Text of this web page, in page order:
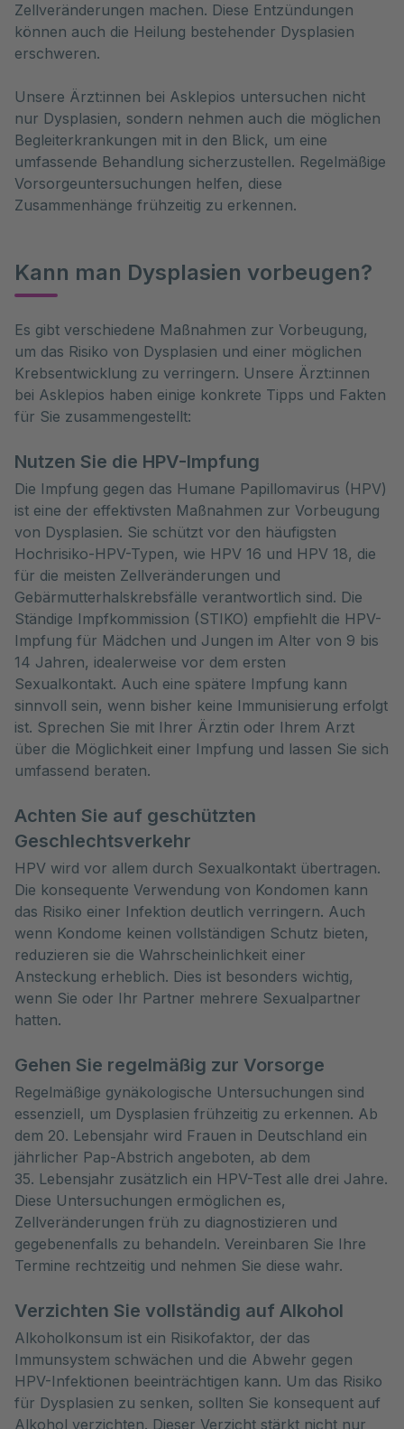
Zellveränderungen machen. Diese Entzündungen
können auch die Heilung bestehender Dysplasien
erschweren.
Unsere Ärzt:innen bei Asklepios untersuchen nicht
nur Dysplasien, sondern nehmen auch die möglichen
Begleiterkrankungen mit in den Blick, um eine
umfassende Behandlung sicherzustellen. Regelmäßige
Vorsorgeuntersuchungen helfen, diese
Zusammenhänge frühzeitig zu erkennen.
Kann man Dysplasien vorbeugen?
Es gibt verschiedene Maßnahmen zur Vorbeugung,
um das Risiko von Dysplasien und einer möglichen
Krebsentwicklung zu verringern. Unsere Ärzt:innen
bei Asklepios haben einige konkrete Tipps und Fakten
für Sie zusammengestellt:
Nutzen Sie die HPV-Impfung
Die Impfung gegen das Humane Papillomavirus (HPV)
ist eine der effektivsten Maßnahmen zur Vorbeugung
von Dysplasien. Sie schützt vor den häufigsten
Hochrisiko-HPV-Typen, wie HPV 16 und HPV 18, die
für die meisten Zellveränderungen und
Gebärmutterhalskrebsfälle verantwortlich sind. Die
Ständige Impfkommission (STIKO) empfiehlt die HPV-
Impfung für Mädchen und Jungen im Alter von 9 bis
14 Jahren, idealerweise vor dem ersten
Sexualkontakt. Auch eine spätere Impfung kann
sinnvoll sein, wenn bisher keine Immunisierung erfolgt
ist. Sprechen Sie mit Ihrer Ärztin oder Ihrem Arzt
über die Möglichkeit einer Impfung und lassen Sie sich
umfassend beraten.
Achten Sie auf geschützten
Geschlechtsverkehr
HPV wird vor allem durch Sexualkontakt übertragen.
Die konsequente Verwendung von Kondomen kann
das Risiko einer Infektion deutlich verringern. Auch
wenn Kondome keinen vollständigen Schutz bieten,
reduzieren sie die Wahrscheinlichkeit einer
Ansteckung erheblich. Dies ist besonders wichtig,
wenn Sie oder Ihr Partner mehrere Sexualpartner
hatten.
Gehen Sie regelmäßig zur Vorsorge
Regelmäßige gynäkologische Untersuchungen sind
essenziell, um Dysplasien frühzeitig zu erkennen. Ab
dem 20. Lebensjahr wird Frauen in Deutschland ein
jährlicher Pap-Abstrich angeboten, ab dem
35. Lebensjahr zusätzlich ein HPV-Test alle drei Jahre.
Diese Untersuchungen ermöglichen es,
Zellveränderungen früh zu diagnostizieren und
gegebenenfalls zu behandeln. Vereinbaren Sie Ihre
Termine rechtzeitig und nehmen Sie diese wahr.
Verzichten Sie vollständig auf Alkohol
Alkoholkonsum ist ein Risikofaktor, der das
Immunsystem schwächen und die Abwehr gegen
HPV-Infektionen beeinträchtigen kann. Um das Risiko
für Dysplasien zu senken, sollten Sie konsequent auf
Alkohol verzichten. Dieser Verzicht stärkt nicht nur